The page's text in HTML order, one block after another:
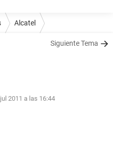
Alcatel
Siguiente Tema
2011 a las 16:44